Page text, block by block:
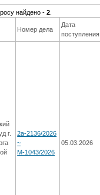
найдено -2
Номер дела
Дата
поступления
г.
2а-2136/2026
~
М-1043/2026
05.03.2026